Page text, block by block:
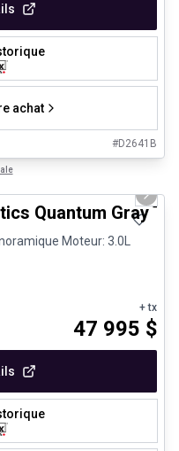
achat
#D2641B
Next
Quantum Gray
Moteur: 3.0L
+ tx
47 995 $